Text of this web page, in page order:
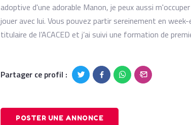
adoptive d'une adorable Manon, je peux aussi
jouer avec lui. Vous pouvez partir sereinement en
titulaire de l’ACACED et j’ai suivi une formation de
Partager ce profil :
POSTER UNE ANNONCE